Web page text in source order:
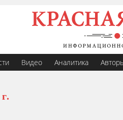
Видео Аналитика